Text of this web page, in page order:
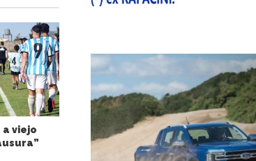
viejo